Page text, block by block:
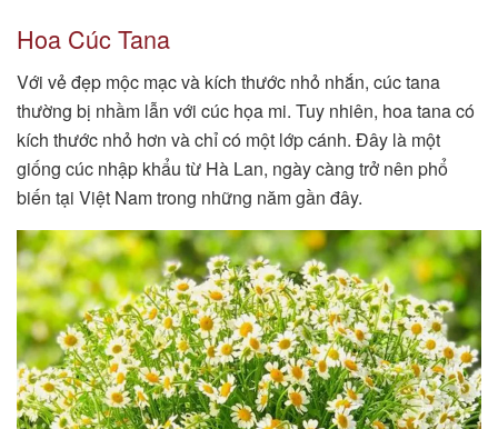
Hoa Cúc Tana
Với vẻ đẹp mộc mạc và kích thước nhỏ nhắn, cúc tana
thường bị nhầm lẫn với cúc họa mi. Tuy nhiên, hoa tana có
kích thước nhỏ hơn và chỉ có một lớp cánh. Đây là một
giống cúc nhập khẩu từ Hà Lan, ngày càng trở nên phổ
biến tại Việt Nam trong những năm gần đây.